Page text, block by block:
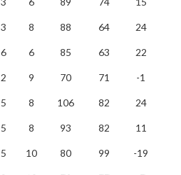
3 8 88 64 24
6 6 85 63 22
2 9 70 71 -1
5 8 106 82 24
5 8 93 82 11
5 10 80 99 -19